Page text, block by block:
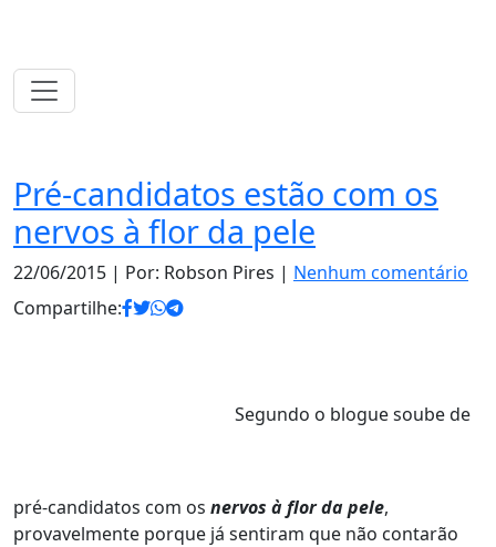
Pré-candidatos estão com os
nervos à flor da pele
22/06/2015 | Por: Robson Pires | Nenhum comentário
Compartilhe:
Segundo o blogue soube de
pré-candidatos com os nervos à flor da pele,
provavelmente porque já sentiram que não contarão